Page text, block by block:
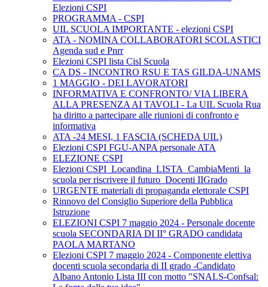
Elezioni CSPI
PROGRAMMA - CSPI
UIL SCUOLA IMPORTANTE - elezioni CSPI
ATA - NOMINA COLLABORATORI SCOLASTICI
Agenda sud e Pnrr
Elezioni CSPI lista Cisl Scuola
CA DS - INCONTRO RSU E TAS GILDA-UNAMS
1 MAGGIO - DEI LAVORATORI
INFORMATIVA E CONFRONTO/ VIA LIBERA
ALLA PRESENZA AI TAVOLI - La UIL Scuola Rua
ha diritto a partecipare alle riunioni di confronto e
informativa
ATA -24 MESI, 1 FASCIA (SCHEDA UIL)
Elezioni CSPI FGU-ANPA personale ATA
ELEZIONE CSPI
Elezioni CSPI_Locandina_LISTA_CambiaMenti_la
scuola per riscrivere il futuro_Docenti IIGrado
URGENTE materiali di propaganda elettorale CSPI
Rinnovo del Consiglio Superiore della Pubblica
Istruzione
ELEZIONI CSPI 7 maggio 2024 - Personale docente
scuola SECONDARIA DI II° GRADO candidata
PAOLA MARTANO
Elezioni CSPI 7 maggio 2024 - Componente elettiva
docenti scuola secondaria di II grado -Candidato
Albano Antonio Lista III con motto "SNALS-Confsal: